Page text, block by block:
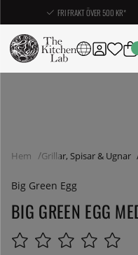
FRI FRAKT ÖVER 500 KR*
Hem Grillar, Spisar & Ugnar
Big Green Egg
BIG GREEN EGG